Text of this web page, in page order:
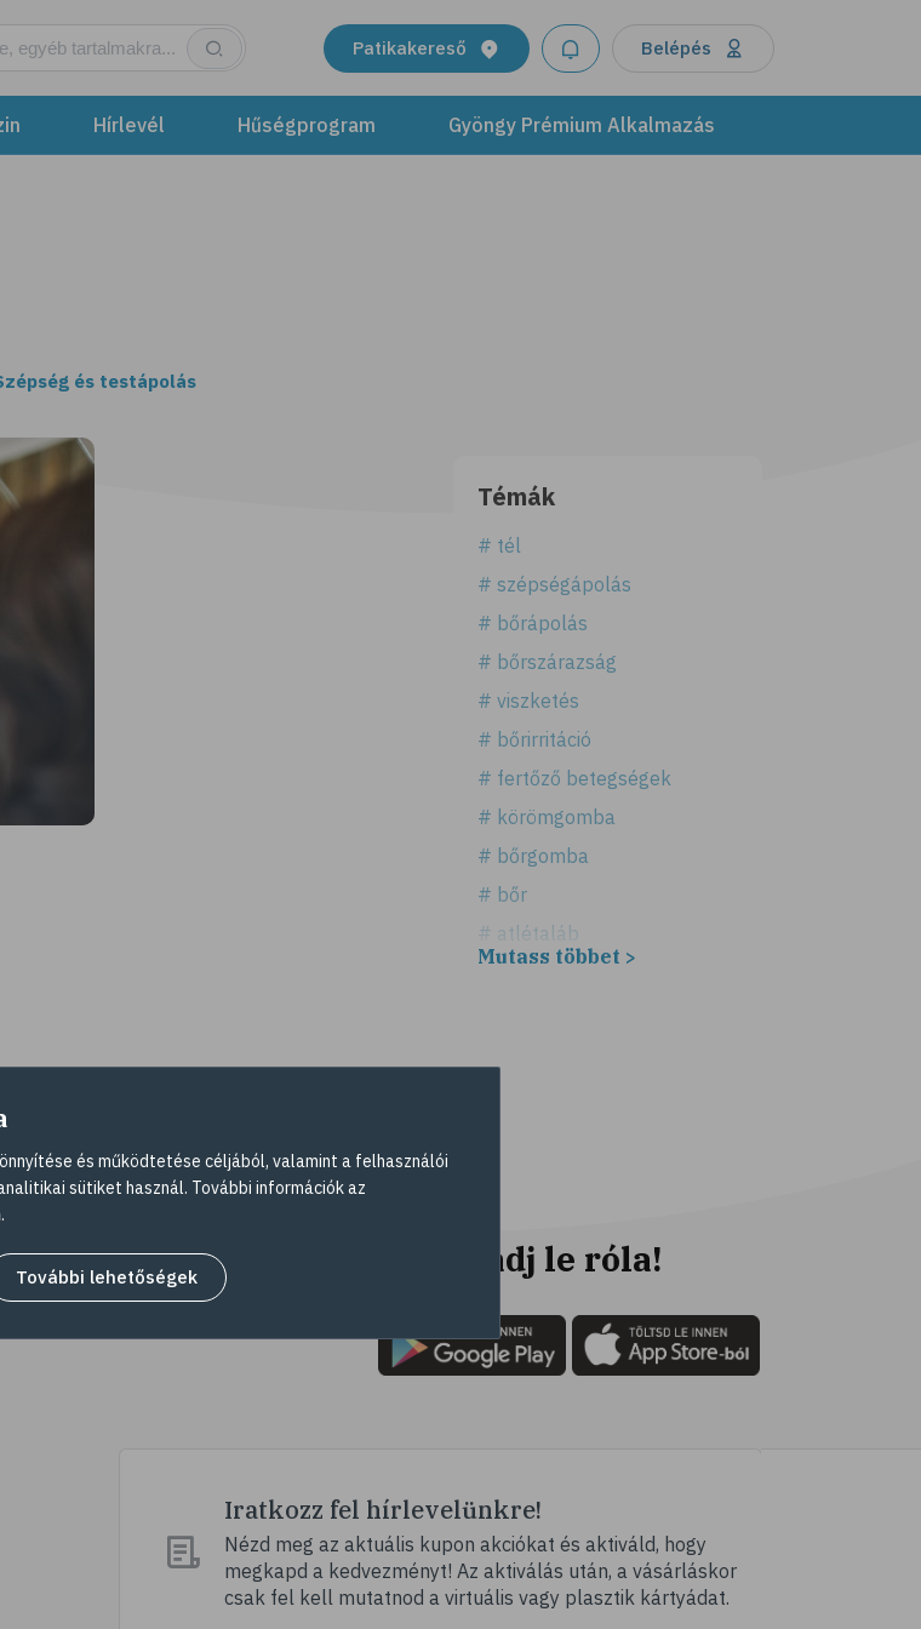
Patikakereső Belépés
Hírlevél Hűségprogram Gyöngy Prémium Alkalmazás
és testápolás
Témák
# tél
# szépségápolás
# bőrápolás
# bőrszárazság
# viszketés
# bőrirritáció
# fertőző betegségek
# körömgomba
# bőrgomba
# bőr
# atlétaláb
# antioxidáns
# @egeszsegmagazin
# öregedés
# ráncosodás
# peeling
# szauna
# pakolás
Mutass többet >
Ne maradj le róla!
Iratkozz fel hírlevelünkre!
Nézd meg az aktuális kupon akciókat és aktiváld, hogy
megkapd a kedvezményt! Az aktiválás után, a vásárláskor
csak fel kell mutatnod a virtuális vagy plasztik kártyádat.
és működtetése céljából, valamint a felhasználói
sütiket használ. További információk az
.
További lehetőségek